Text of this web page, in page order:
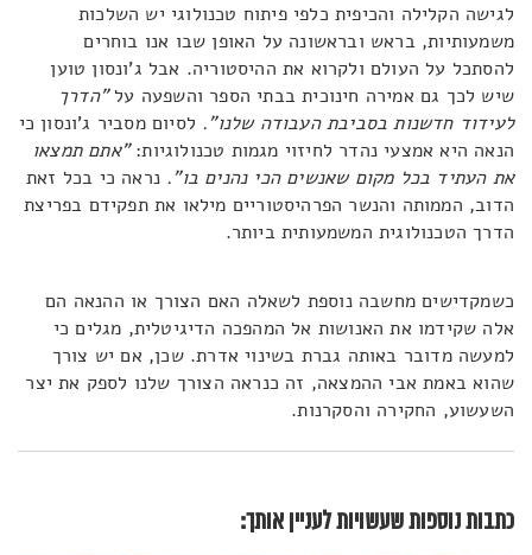
לגישה הקלילה והכיפית כלפי פיתוח טכנולוגי יש השלכות
משמעותיות, בראש ובראשונה על האופן שבו אנו בוחרים
להסתכל על העולם ולקרוא את ההיסטוריה. אבל ג'ונסון טוען
שיש לכך גם אמירה חינוכית בבתי הספר והשפעה על"הדרך
לעידוד חדשנות בסביבת העבודה שלנו". לסיום מסביר ג'ונסון כי
הנאה היא אמצעי נהדר לחיזוי מגמות טכנולוגיות:"אתם תמצאו
את העתיד בכל מקום שאנשים הכי נהנים בו". נראה כי בכל זאת
הדוב, הממותה והנשר הפרהיסטוריים מילאו את תפקידם בפריצת
הדרך הטכנולוגית המשמעותית ביותר.
כשמקדישים מחשבה נוספת לשאלה האם הצורך או ההנאה הם
אלה שקידמו את האנושות אל המהפכה הדיגיטלית, מגלים כי
למעשה מדובר באותה גברת בשינוי אדרת. שכן, אם יש צורך
שהוא באמת אבי ההמצאה, זה כנראה הצורך שלנו לספק את יצר
השעשוע, החקירה והסקרנות.
כתבות נוספות שעשויות לעניין אותך: